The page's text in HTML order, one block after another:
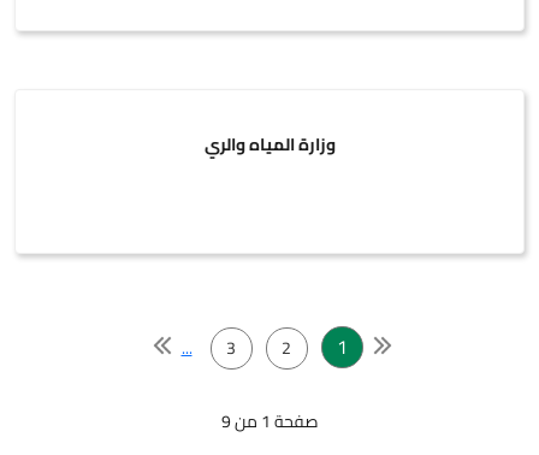
وزارة المياه والري
1
2
3
...
صفحة 1 من 9